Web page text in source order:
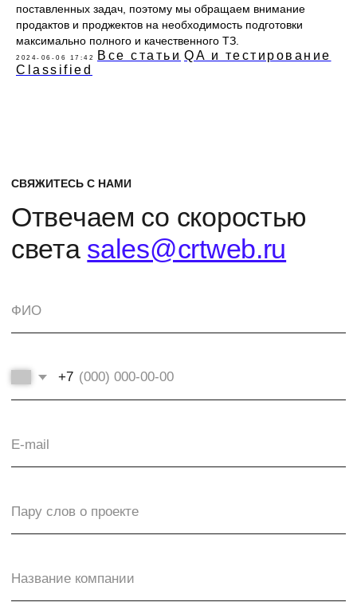
поставленных задач, поэтому мы обращаем внимание
продактов и проджектов на необходимость подготовки
максимально полного и качественного ТЗ.
2024-06-06 17:42 Все статьи QA и тестирование
Classified
Ясогласенна обработку моих персональных данных
политикойо персональных данных.
ул. Малыгина, 84 к.1
Vkontakte
VC
© CRT ex: Creative 2004–2026
Политика конфиденциальности
Behance